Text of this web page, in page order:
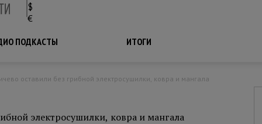
$
€
ПОДКАСТЫ
ИТОГИ
оставили без грибной электросушилки, ковра и мангала
электросушилки, ковра и мангала